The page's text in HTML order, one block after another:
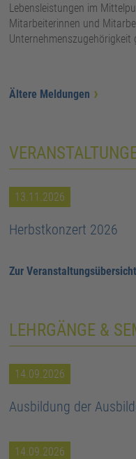
Lebensleistungen im
Mitarbeiterinnen und
Unternehmenszugehörigkeit
Ältere Meldungen
13.11.2026
Herbstkonzert 2026
Zur Veranstaltungsübersicht
LEHRGÄNGE &
14.09.2026
Ausbildung der
14.09.2026